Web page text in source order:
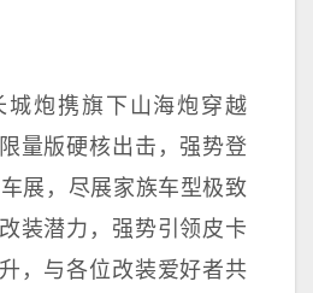
城炮携旗下山海炮穿越
量版硬核出击，强势登
展，尽展家族车型极致
装潜力，强势引领皮卡
，与各位改装爱好者共